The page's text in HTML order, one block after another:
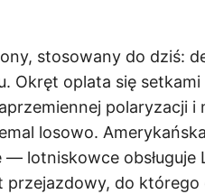
stosowany do dziś:
Okręt oplata się
polaryzacji i
losowo.
lotniskowce obsługuje
przejazdowy, do którego